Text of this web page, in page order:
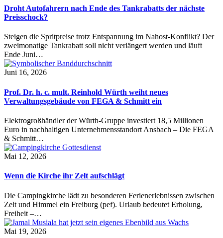
Droht Autofahrern nach Ende des Tankrabatts der nächste
Preisschock?
Steigen die Spritpreise trotz Entspannung im Nahost-Konflikt? Der
zweimonatige Tankrabatt soll nicht verlängert werden und läuft
Ende Juni…
Juni 16, 2026
Prof. Dr. h. c. mult. Reinhold Würth weiht neues
Verwaltungsgebäude von FEGA & Schmitt ein
Elektrogroßhändler der Würth-Gruppe investiert 18,5 Millionen
Euro in nachhaltigen Unternehmensstandort Ansbach – Die FEGA
& Schmitt…
Mai 12, 2026
Wenn die Kirche ihr Zelt aufschlägt
Die Campingkirche lädt zu besonderen Ferienerlebnissen zwischen
Zelt und Himmel ein Freiburg (pef). Urlaub bedeutet Erholung,
Freiheit –…
Mai 19, 2026